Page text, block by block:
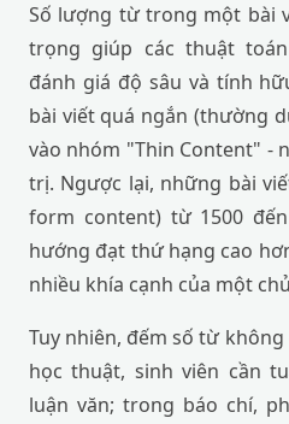
Số lượng từ trong một bài
trọng giúp các thuật
đánh giá độ sâu và tính
bài viết quá ngắn (thường
vào nhóm "Thin Content" -
trị. Ngược lại, những bài
form content) từ 1500
hướng đạt thứ hạng cao
nhiều khía cạnh của một
Tuy nhiên, đếm số từ không
học thuật, sinh viên cần
luận văn; trong báo chí,